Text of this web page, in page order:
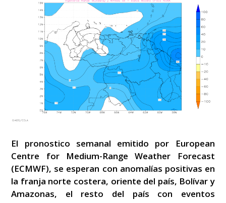
El pronostico semanal emitido por European
Centre for Medium-Range Weather Forecast
(ECMWF), se esperan con anomalías positivas en
la franja norte costera, oriente del país, Bolívar y
Amazonas, el resto del país con eventos